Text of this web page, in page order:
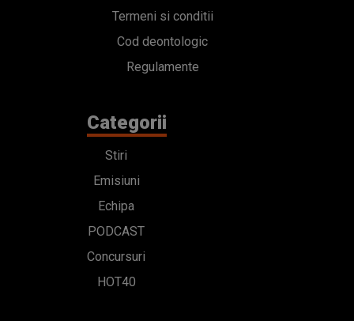
Termeni si conditii
Cod deontologic
Regulamente
Categorii
Stiri
Emisiuni
Echipa
PODCAST
Concursuri
HOT40